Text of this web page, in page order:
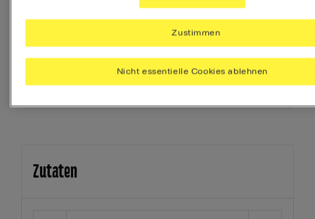
Beilage Dessert Vorspeise
Zutaten
Nicht essentielle Cookies ablehnen
Zustimmen